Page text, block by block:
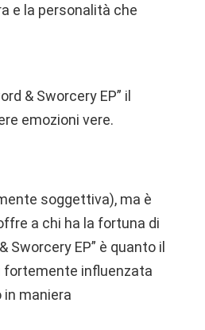
e la personalità che
& Sworcery EP” il
emozioni vere.
soggettiva), ma è
a chi ha la fortuna di
Sworcery EP” è quanto il
fortemente influenzata
maniera